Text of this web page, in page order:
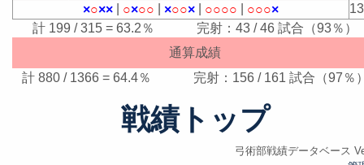
×○×× ○×○○ ×○○× ○○○○ ○○○×
計 199 / 315 = 63.2％ 完射：43 / 46 試合（93％）
通算成績
計 880 / 1366 = 64.4％ 完射：156 / 161 試合（97％
戦績トップ
弓術部戦績データベース